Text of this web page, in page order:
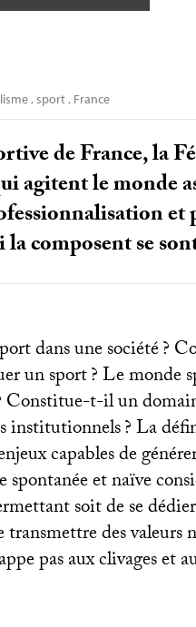
,sport, France
de France, la
agitent le monde
composent se
dans une société?
un sport? Le monde
Constitue-t-il un
institutionnels? La
capables de
spontanée et naïve
soit de se
transmettre des
pas aux clivages et